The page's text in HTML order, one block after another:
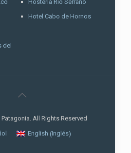
del
Hostería Río Serrano
Hotel Cabo de Hornos
All Rights Reserved
English (Inglés)